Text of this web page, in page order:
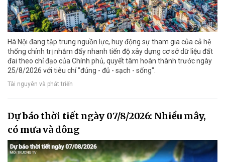
Hà Nội đang tập trung nguồn lực, huy động sự tham gia của cả hệ
thống chính trị nhằm đẩy nhanh tiến độ xây dựng cơ sở dữ liệu đất
đai theo chỉ đạo của Chính phủ, quyết tâm hoàn thành trước ngày
25/8/2026 với tiêu chí "đúng - đủ - sạch - sống".
Tài nguyên và phát triển
Dự báo thời tiết ngày 07/8/2026: Nhiều mây,
có mưa và dông